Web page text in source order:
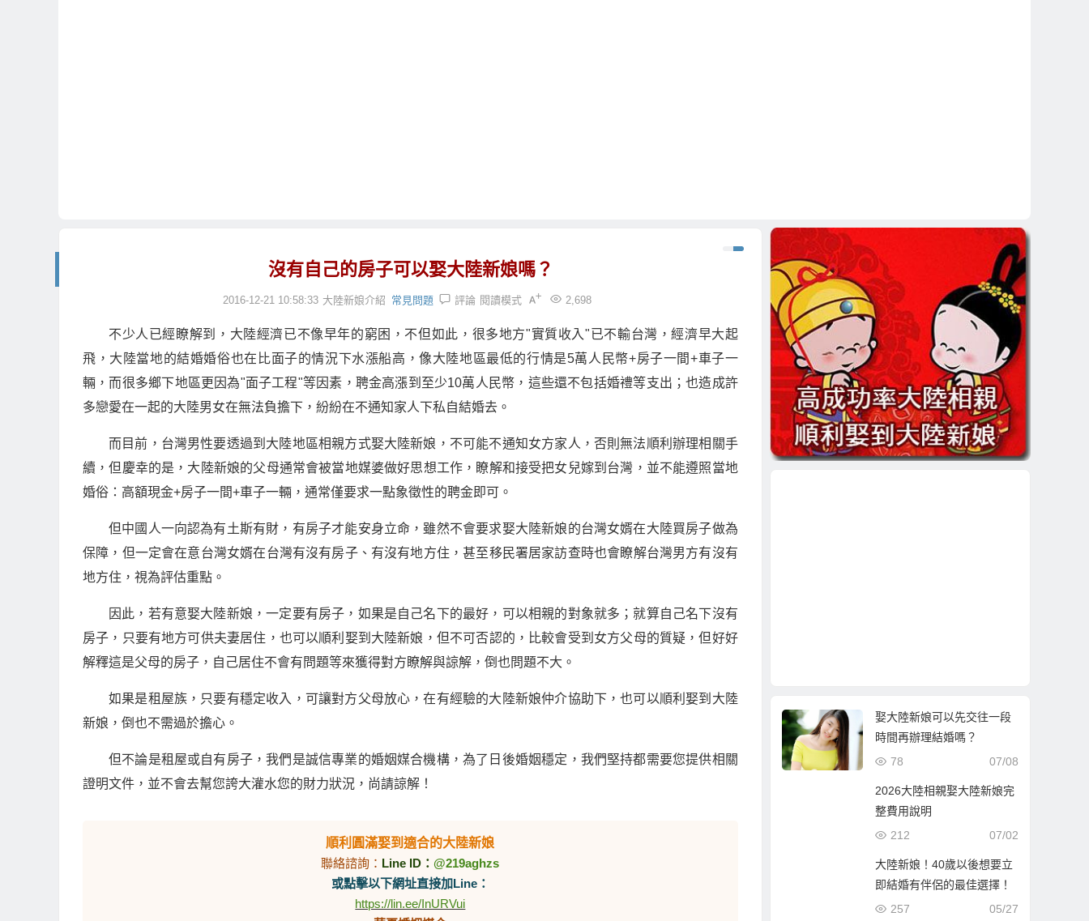
沒有自己的房子可以娶大陸新娘嗎？
2016-12-21 10:58:33 大陸新娘介紹 常見問題 評論 2,698
閱讀模式
不少人已經瞭解到，大陸經濟已不像早年的窮困，不但如此，很多地方"實質收入"已不輸台灣，經濟早大起
飛，大陸當地的結婚婚俗也在比面子的情況下水漲船高，像大陸地區最低的行情是5萬人民幣+房子一間+車子一
輛，而很多鄉下地區更因為"面子工程"等因素，聘金高漲到至少10萬人民幣，這些還不包括婚禮等支出；也造成許
多戀愛在一起的大陸男女在無法負擔下，紛紛在不通知家人下私自結婚去。
而目前，台灣男性要透過到大陸地區相親方式娶大陸新娘，不可能不通知女方家人，否則無法順利辦理相關手
續，但慶幸的是，大陸新娘的父母通常會被當地媒婆做好思想工作，瞭解和接受把女兒嫁到台灣，並不能遵照當地
婚俗：高額現金+房子一間+車子一輛，通常僅要求一點象徵性的聘金即可。
但中國人一向認為有土斯有財，有房子才能安身立命，雖然不會要求娶大陸新娘的台灣女婿在大陸買房子做為
保障，但一定會在意台灣女婿在台灣有沒有房子、有沒有地方住，甚至移民署居家訪查時也會瞭解台灣男方有沒有
地方住，視為評估重點。
因此，若有意娶大陸新娘，一定要有房子，如果是自己名下的最好，可以相親的對象就多；就算自己名下沒有
房子，只要有地方可供夫妻居住，也可以順利娶到大陸新娘，但不可否認的，比較會受到女方父母的質疑，但好好
解釋這是父母的房子，自己居住不會有問題等來獲得對方瞭解與諒解，倒也問題不大。
如果是租屋族，只要有穩定收入，可讓對方父母放心，在有經驗的大陸新娘仲介協助下，也可以順利娶到大陸
新娘，倒也不需過於擔心。
但不論是租屋或自有房子，我們是誠信專業的婚姻媒合機構，為了日後婚姻穩定，我們堅持都需要您提供相關
證明文件，並不會去幫您誇大灌水您的財力狀況，尚請諒解！
順利圓滿娶到適合的大陸新娘
聯絡諮詢： Line ID：@219aghzs
或點擊以下網址直接加Line：
https://lin.ee/InURVui
娶大陸新娘可以先交往一段
時間再辦理結婚嗎？
07/08
78
2026大陸相親娶大陸新娘完
整費用說明
07/02
212
大陸新娘！40歲以後想要立
即結婚有伴侶的最佳選擇！
05/27
257